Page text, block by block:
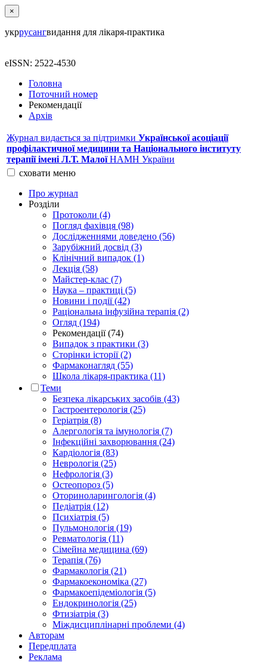
×
укррусангвидання для лікаря-практика
eISSN: 2522-4530
Головна
Поточний номер
Рекомендації
Архів
Журнал видається за підтримки Української асоціації
профілактичної медицини та Національного інституту
терапії імені Л.Т. МалоїНАМН України
сховати меню
Про журнал
Розділи
Протоколи (4)
Погляд фахівця (98)
Дослідженнями доведено (56)
Зарубіжний досвід (3)
Клінічний випадок (1)
Лекція (58)
Майстер-клас (7)
Наука – практиці (5)
Новини і події (42)
Раціональна інфузійна терапія (2)
Огляд (194)
Рекомендації (74)
Випадок з практики (3)
Сторінки історії (2)
Фармаконагляд (55)
Школа лікаря-практика (11)
Теми
Безпека лікарських засобів (43)
Гастроентерологія (25)
Геріатрія (8)
Алергологія та імунологія (7)
Інфекційні захворювання (24)
Кардіологія (83)
Неврологія (25)
Нефрологія (3)
Остеопороз (5)
Оториноларингологія (4)
Педіатрія (12)
Психіатрія (5)
Пульмонологія (19)
Ревматологія (11)
Сімейна медицина (69)
Терапія (76)
Фармакологія (21)
Фармакоекономіка (27)
Фармакоепідеміологія (5)
Ендокринологія (25)
Фтизіатрія (3)
Міждисциплінарні проблеми (4)
Авторам
Передплата
Реклама